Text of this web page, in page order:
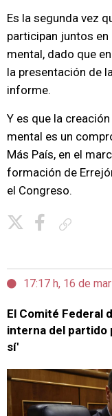
Es la segunda vez
participan juntos
mental, dado que
la presentación de
informe.
Y es que la
mental es un
Más País, en el
formación de
el Congreso.
17:17 h, 16 de
El Comité Federal
interna del partido
sí'